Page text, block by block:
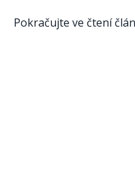
Pokračujte ve čtení